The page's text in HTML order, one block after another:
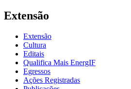
Extensão
Extensão
Cultura
Editais
Qualifica Mais EnergIF
Egressos
Ações Registradas